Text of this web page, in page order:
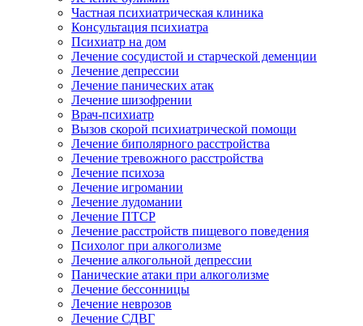
Частная психиатрическая клиника
Консультация психиатра
Психиатр на дом
Лечение сосудистой и старческой деменции
Лечение депрессии
Лечение панических атак
Лечение шизофрении
Врач-психиатр
Вызов скорой психиатрической помощи
Лечение биполярного расстройства
Лечение тревожного расстройства
Лечение психоза
Лечение игромании
Лечение лудомании
Лечение ПТСР
Лечение расстройств пищевого поведения
Психолог при алкоголизме
Лечение алкогольной депрессии
Панические атаки при алкоголизме
Лечение бессонницы
Лечение неврозов
Лечение СДВГ